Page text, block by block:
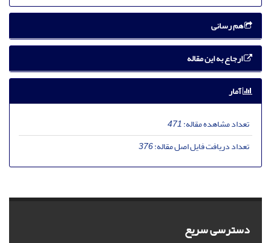
هم رسانی
ارجاع به این مقاله
آمار
تعداد مشاهده مقاله:471
تعداد دریافت فایل اصل مقاله:376
دسترسی سریع